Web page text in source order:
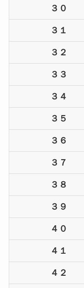
３０
３１
３２
３３
３４
３５
３６
３７
３８
３９
４０
４１
４２